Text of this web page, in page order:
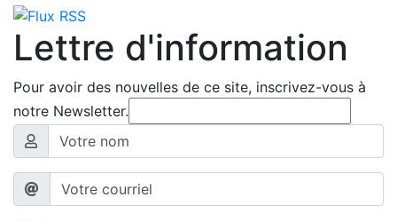
Lettre d'information
Pour avoir des nouvelles de ce site, inscrivez-vous à
notre Newsletter.